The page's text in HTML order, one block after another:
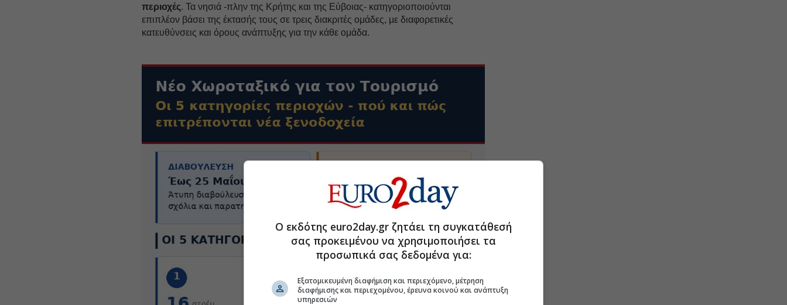
περιοχές. Τα νησιά -πλην της Κρήτης και της Εύβοιας- κατηγοριοποιούνται
επιπλέον βάσει της έκτασής τους σε τρεις διακριτές ομάδες, με διαφορετικές
κατευθύνσεις και όρους ανάπτυξης για την κάθε ομάδα.
Ο εκδότης euro2day.gr ζητάει τη συγκατάθεσή
σας προκειμένου να χρησιμοποιήσει τα
προσωπικά σας δεδομένα για:
Εξατομικευμένη διαφήμιση και περιεχόμενο, μέτρηση
διαφήμισης και περιεχομένου, έρευνα κοινού και ανάπτυξη
υπηρεσιών